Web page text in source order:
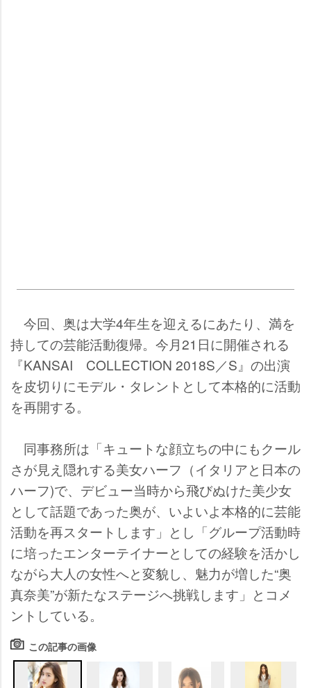
今回、奥は大学4年生を迎えるにあたり、満を
持しての芸能活動復帰。今月21日に開催される
『KANSAI COLLECTION 2018S／S』の出演
を皮切りにモデル・タレントとして本格的に活動
を再開する。
同事務所は「キュートな顔立ちの中にもクール
さが見え隠れする美女ハーフ（イタリアと日本の
ハーフ)で、デビュー当時から飛びぬけた美少女
として話題であった奥が、いよいよ本格的に芸能
活動を再スタートします」とし「グループ活動時
に培ったエンターテイナーとしての経験を活かし
ながら大人の女性へと変貌し、魅力が増した“奥
真奈美”が新たなステージへ挑戦します」とコメ
ントしている。
この記事の画像